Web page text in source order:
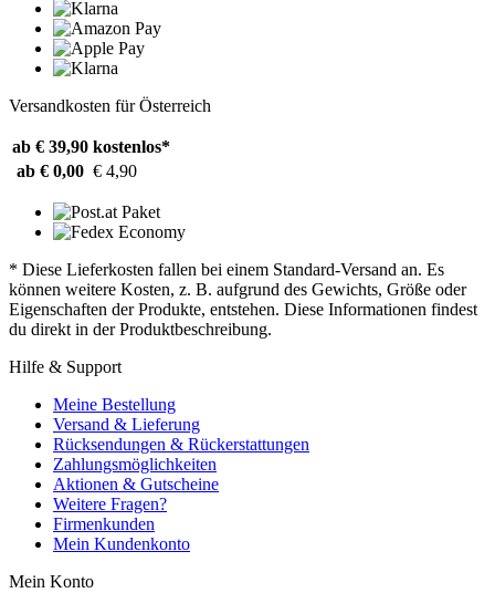
Versandkosten für Österreich
ab € 39,90 kostenlos*
ab € 0,00 € 4,90
* Diese Lieferkosten fallen bei einem Standard-Versand an. Es
können weitere Kosten, z. B. aufgrund des Gewichts, Größe oder
Eigenschaften der Produkte, entstehen. Diese Informationen findest
du direkt in der Produktbeschreibung.
Hilfe & Support
Meine Bestellung
Versand & Lieferung
Rücksendungen & Rückerstattungen
Zahlungsmöglichkeiten
Aktionen & Gutscheine
Weitere Fragen?
Firmenkunden
Mein Kundenkonto
Mein Konto